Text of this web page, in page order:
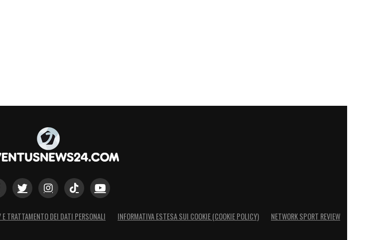
della Vecchia Signora
TRATTAMENTO DEI DATI PERSONALI INFORMATIVA ESTESA SUI COOKIE (COOKIE POLICY) NETWORK SPORT REVIEW